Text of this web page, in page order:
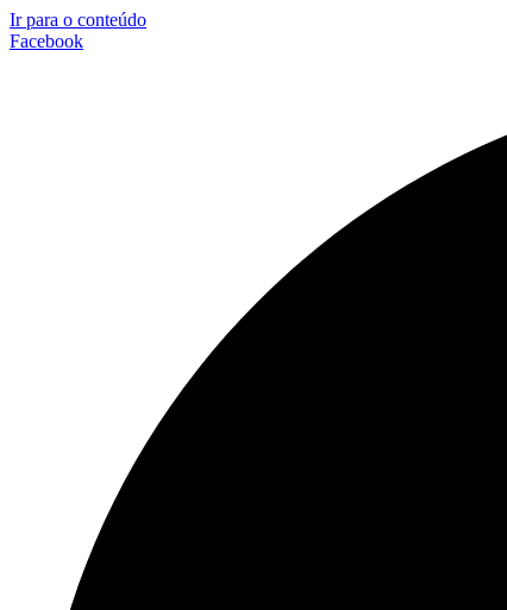
Ir para o conteúdo
Facebook